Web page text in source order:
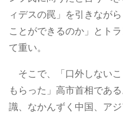
ィデスの罠」を引きなが
ことができるのか」とト
て重い。
そこで、「口外しない
もらった」高市首相であ
識、なかんずく中国、ア